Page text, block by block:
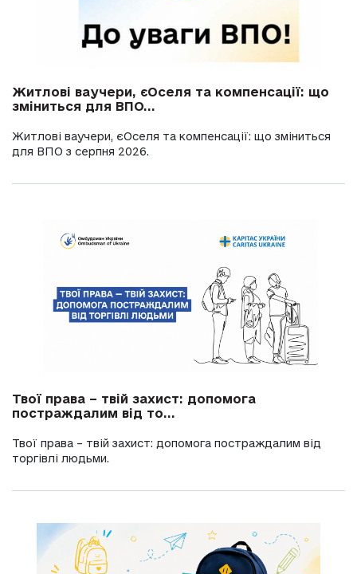
Житлові ваучери, єОселя та компенсації: що
зміниться для ВПО...
Житлові ваучери, єОселя та компенсації: що зміниться
для ВПО з серпня 2026.
Твої права – твій захист: допомога
постраждалим від то...
Твої права – твій захист: допомога постраждалим від
торгівлі людьми.